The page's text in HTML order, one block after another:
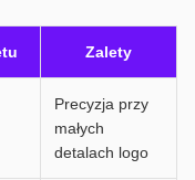
Zalety
Precyzja przy
małych
detalach logo